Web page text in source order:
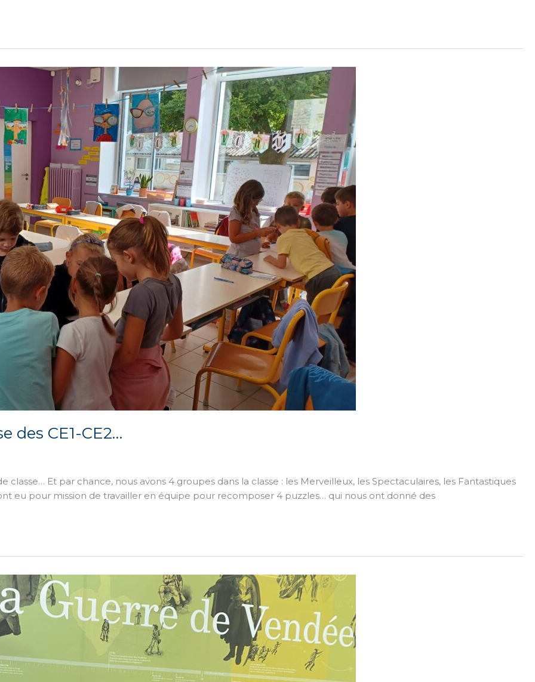
des CE1-CE2…
Et par chance, nous avons 4 groupes dans la classe : les Merveilleux, les Spectaculaires, les Fantastiques
eu pour mission de travailler en équipe pour recomposer 4 puzzles… qui nous ont donné des